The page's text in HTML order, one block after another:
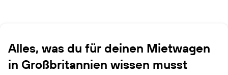
Alles, was du für deinen Mietwagen
in Großbritannien wissen musst